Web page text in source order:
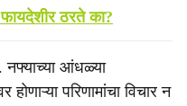
ठरते का?
नफ्याच्या आंधळ्या
होणाऱ्या परिणामांचा विचार न